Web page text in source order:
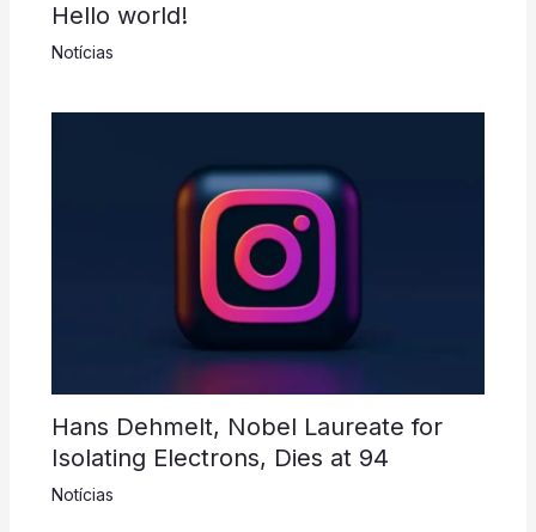
Hello world!
Notícias
Hans Dehmelt, Nobel Laureate for
Isolating Electrons, Dies at 94
Notícias